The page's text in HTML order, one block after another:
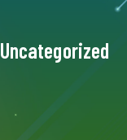
Uncategorized